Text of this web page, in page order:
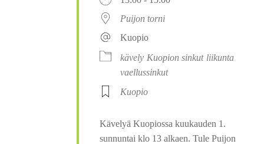
Puijon torni
Kuopio
kävely Kuopion sinkut liikunta
vaellussinkut
Kuopio
Kävelyä Kuopiossa kuukauden 1.
sunnuntai klo 13 alkaen. Tule Puijon